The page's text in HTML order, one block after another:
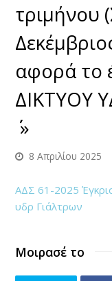
τριμήνου
αφορά το
ΔΙΚΤΥΟΥ
΄΄ »
8 Απριλίου 2025
ΑΔΣ 61-2025
υδρ Γιάλτρων
Μοιρασέ το